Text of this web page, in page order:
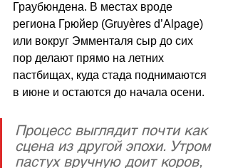
Граубюндена. В местах вроде
региона Грюйер (Gruyères d’Alpage)
или вокруг Эмменталя сыр до сих
пор делают прямо на летних
пастбищах, куда стада поднимаются
в июне и остаются до начала осени.
Процесс выглядит почти как
сцена из другой эпохи. Утром
пастух вручную доит коров,